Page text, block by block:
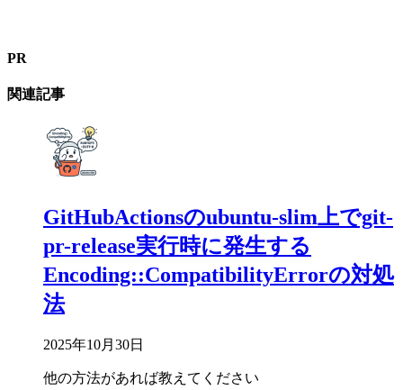
PR
関連記事
GitHubActionsのubuntu-slim上でgit-
pr-release実行時に発生する
Encoding::CompatibilityErrorの対処
法
2025年10月30日
他の方法があれば教えてください